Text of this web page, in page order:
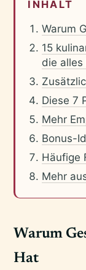
INHALT
Warum
15
die alles
Diese 7
Mehr
Bonus-
Häufige
Mehr
Warum
Hat